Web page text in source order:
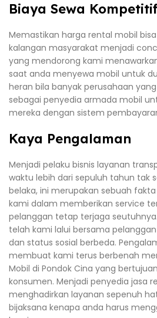
Biaya Sewa Kompetitif
Memastikan harga rental mobil
kalangan masyarakat menjadi
yang mendorong kami
saat anda menyewa mobil untuk
heran bila banyak perusahaan
sebagai penyedia armada mobil
mereka dengan sistem
Kaya Pengalaman
Menjadi pelaku bisnis layanan
waktu lebih dari sepuluh tahun tak
belaka, ini merupakan sebuah
kami dalam memberikan service
pelanggan tetap terjaga
telah kami lalui bersama
dan status sosial berbeda.
membuat kami terus berbenah
Mobil di Pondok Cina yang
konsumen. Menjadi penyedia jasa
menghadirkan layanan sepenuh
bijaksana kenapa anda harus